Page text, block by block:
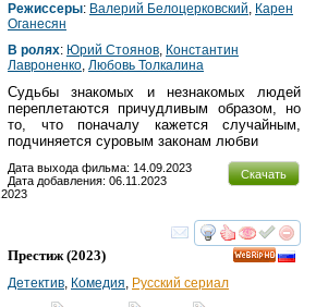
Режиссеры: Валерий Белоцерковский, Карен
Оганесян
В ролях: Юрий Стоянов, Константин
Лавроненко, Любовь Толкалина
Судьбы знакомых и незнакомых людей
переплетаются причудливым образом, но
то, что поначалу кажется случайным,
подчиняется суровым законам любви
Скачать
Дата выхода фильма: 14.09.2023
Дата добавления: 06.11.2023
смотреть
Престиж(2023)
Детектив, Комедия, Русский сериал